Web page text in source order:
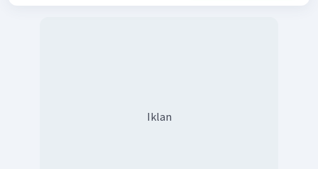
Iklan